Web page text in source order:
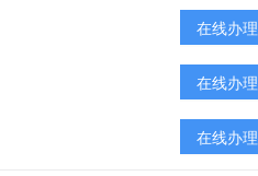
在线办理
在线办理
在线办理